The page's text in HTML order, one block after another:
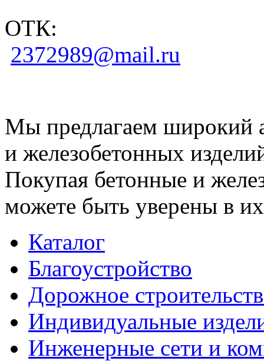
ОТК:
2372989@mail.ru
Мы предлагаем широкий
и железобетонных
Покупая бетонные и
можете быть уверены в их
Каталог
Благоустройство
Дорожное
Индивидуальные
Инженерные сети и